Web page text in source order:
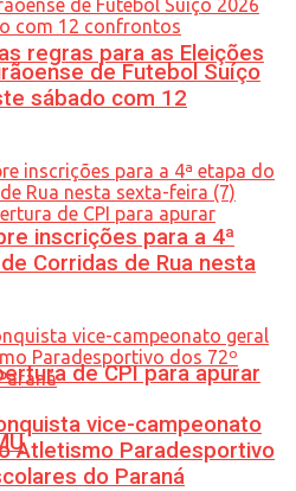
regras para as Eleições
de CPI para apurar
de Futebol Suíço
sábado com 12
inscrições para a 4ª
Corridas de Rua nesta
vice-campeonato
Atletismo Paradesportivo
do Paraná